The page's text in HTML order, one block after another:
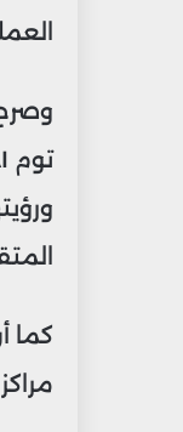
كما